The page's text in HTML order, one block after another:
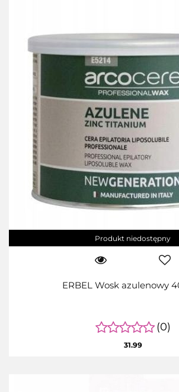
Produkt niedostępny
ERBEL Wosk azulenowy
(0)
31.99